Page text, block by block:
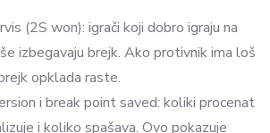
(2S won): igrači koji dobro igraju na
izbegavaju brejk. Ako protivnik ima loš
opklada raste.
i break point saved: koliki procenat
i koliko spašava. Ovo pokazuje